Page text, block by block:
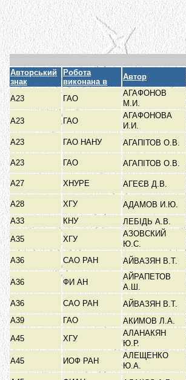
Авторський
знак
Робота
виконана в
Автор
А23
ГАО
АГАФОНОВ
М.И.
А23 ГАО
АГАФОНОВА
И.И.
А23 ГАО НАНУ АГАПІТОВ О.В.
А23 ГАО АГАПІТОВ О.В.
А27 ХНУРЕ АГЕЄВ Д.В.
А28 ХГУ АДАМОВ И.Ю.
А33
КНУ ЛЕБІДЬ А.В.
А35
ХГУ
АЗОВСКИЙ
Ю.С.
А36 САО РАН АЙВАЗЯН В.Т.
А36 ФИ АН
АЙРАПЕТОВ
А.Ш.
А36 САО РАН АЙВАЗЯН В.Т.
А39
ГАО АКИМОВ Л.А.
А45
ХГУ
АЛАНАКЯН
Ю.Р.
А45 ИОФ РАН
АЛЕЩЕНКО
Ю.А.